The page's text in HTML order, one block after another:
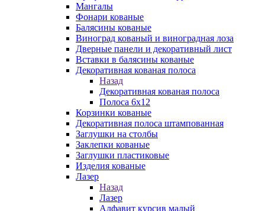
Мангалы
Фонари кованые
Балясины кованые
Виноград кованый и виноградная лоза
Дверные панели и декоративный лист
Вставки в балясины кованые
Декоративная кованая полоса
Назад
Декоративная кованая полоса
Полоса 6х12
Корзинки кованые
Декоративная полоса штампованная
Заглушки на столбы
Заклепки кованые
Заглушки пластиковые
Изделия кованые
Лазер
Назад
Лазер
Алфавит курсив малый